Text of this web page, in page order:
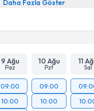
Daha Fazla Göster
9 Ağu
Paz
10 Ağu
Pzt
11
Sal
09:00
10:00
09:00
10:00